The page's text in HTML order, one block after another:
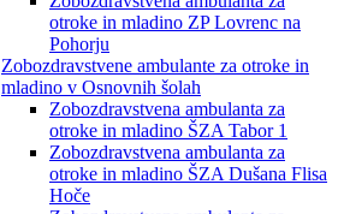
otroke in mladino ZP Lovrenc na
Pohorju
Zobozdravstvene ambulante za otroke in
mladino v Osnovnih šolah
Zobozdravstvena ambulanta za
otroke in mladino ŠZA Tabor 1
Zobozdravstvena ambulanta za
otroke in mladino ŠZA Dušana Flisa
Hoče